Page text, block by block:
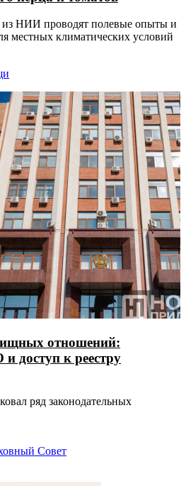
из НИИ проводят полевые опыты и
местных климатических условий
отношений:
доступ к реестру
ряд законодательных
Совет